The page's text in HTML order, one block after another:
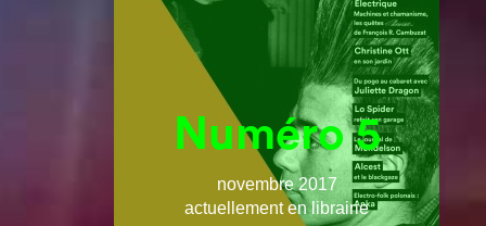
Numéro 5
novembre 2017
actuellement en librairie